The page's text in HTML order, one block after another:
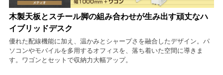
木製天板とスチール脚の組み合わせが生み出す頑丈なハ
イブリッドデスク
優れた配線機能に加え、温かみとシャープさを融合したデザイン。パ
ソコンやモバイルを多用するオフィスを、落ち着いた空間に導きま
す。ワゴンとセットで収納力大幅アップ。